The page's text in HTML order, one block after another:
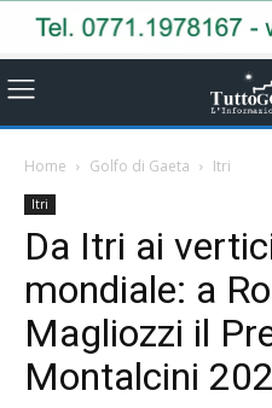
Home Golfo di Gaeta Itri
Itri
Da Itri ai
mondiale: a
Magliozzi il
Montalcini